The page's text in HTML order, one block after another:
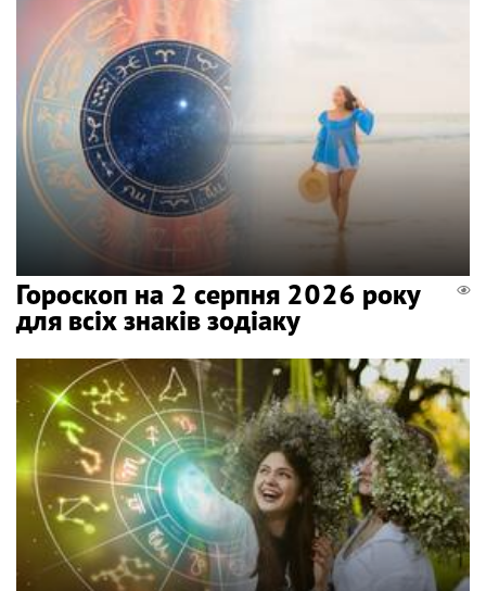
Гороскоп на 2 серпня 2026 року
для всіх знаків зодіаку